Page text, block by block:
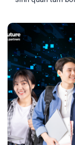
hiểu dưới đây